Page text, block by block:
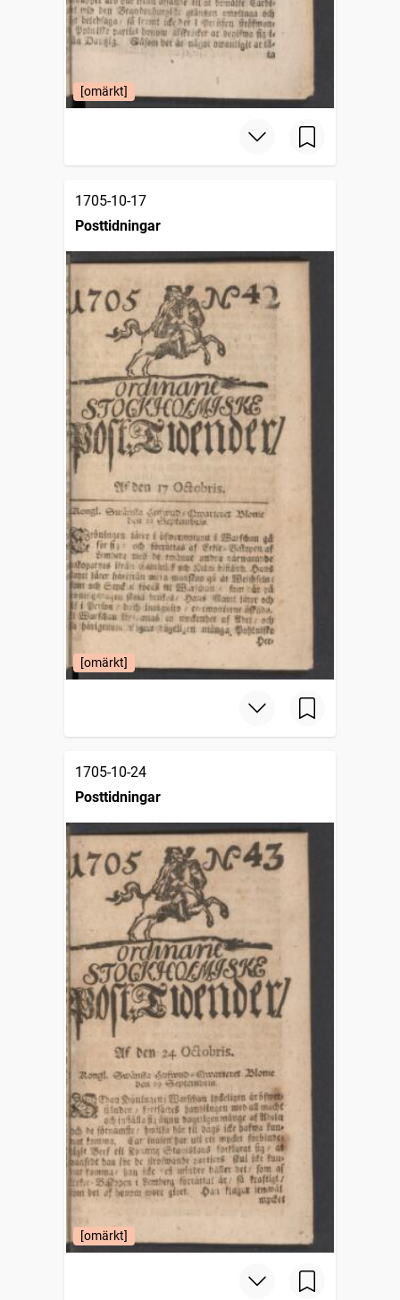
[omärkt]
1705-10-17
Posttidningar
[omärkt]
1705-10-24
Posttidningar
[omärkt]